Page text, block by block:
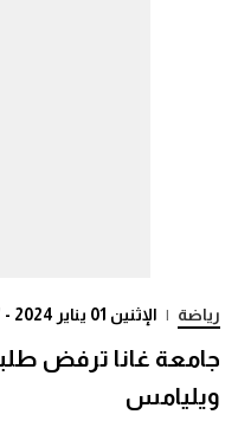
رياضة | الإثنين 01 يناير 2024 - 09:17
جامعة غانا ترفض
ويليامس